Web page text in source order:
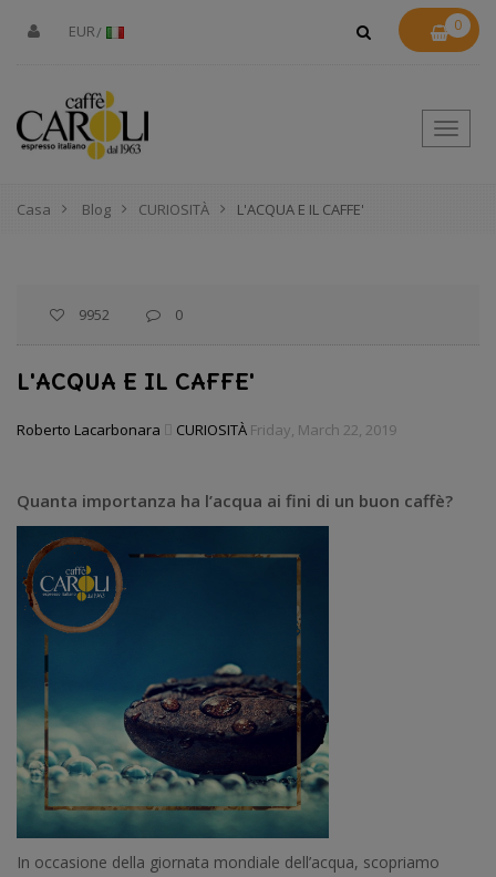
EUR 0
Toggle
Casa Blog CURIOSITÀ L'ACQUA E IL CAFFE'
9952 0
L'ACQUA E IL CAFFE'
Roberto Lacarbonara CURIOSITÀ Friday, March 22, 2019
Quanta importanza ha l’acqua ai fini di un buon caffè?
In occasione della giornata mondiale dell’acqua, scopriamo